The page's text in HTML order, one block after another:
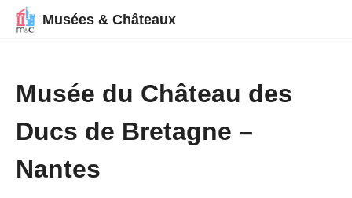
Musées & Châteaux
Musée du Château des
Ducs de Bretagne –
Nantes